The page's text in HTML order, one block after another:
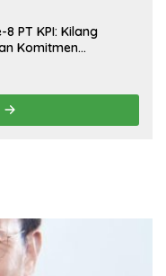
PT KPI: Kilang
Komitmen